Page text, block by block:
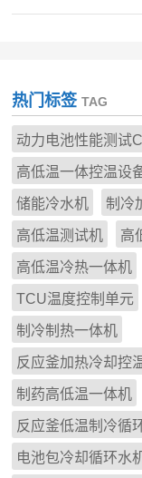
热门标签 TAG
动力电池性能测试
高低温一体控温设
储能冷水机 制冷
高低温测试机 高
高低温冷热一体机
TCU温度控制单元
制冷制热一体机
反应釜加热冷却控
制药高低温一体机
反应釜低温制冷循
电池包冷却循环水